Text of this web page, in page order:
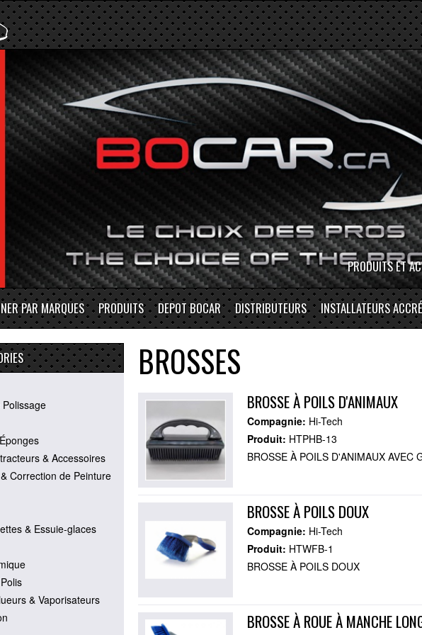
MAGASINEZ EN
PAR MARQUES PRODUITS DEPOT BOCAR DISTRIBUTEURS INSTALLATEURS
BROSSES
BROSSE À POILS D'ANIMAUX
Compagnie: Hi-Tech
Produit: HTPHB-13
BROSSE À POILS D'ANIMAUX AVEC
BROSSE À POILS DOUX
Compagnie: Hi-Tech
Produit: HTWFB-1
BROSSE À POILS DOUX
BROSSE À ROUE À MANCHE
& Accessoires
Correction de Peinture
& Essuie-glaces
& Vaporisateurs